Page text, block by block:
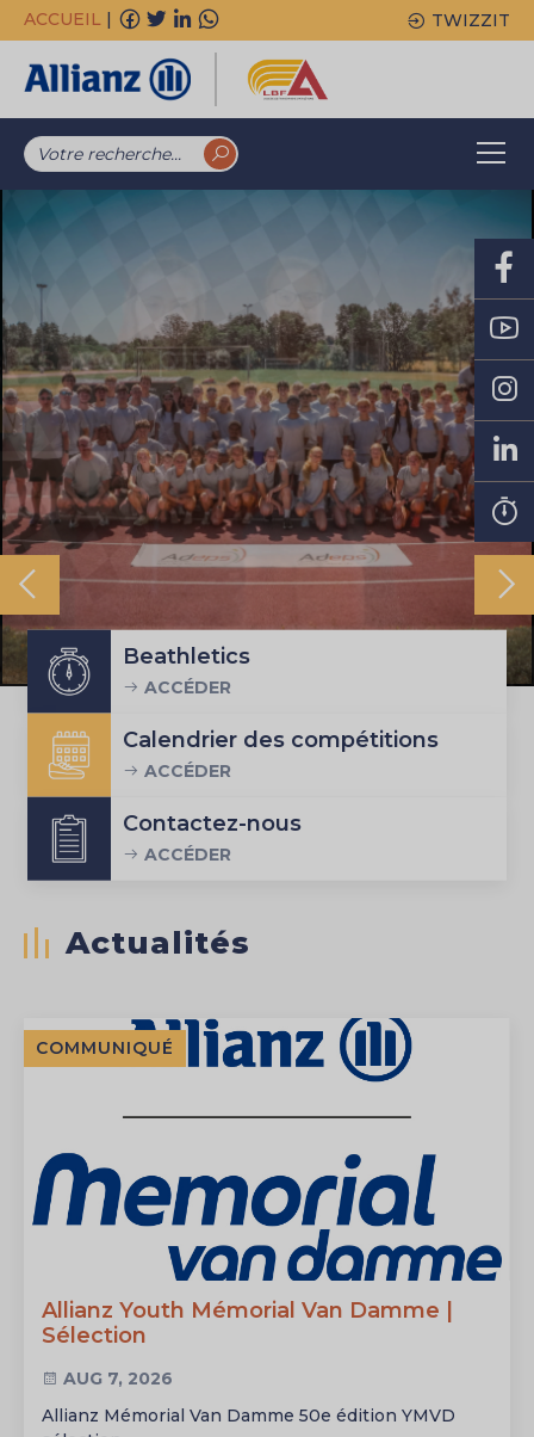
ACCUEIL | TWIZZIT
En savoir plus
En savoir plus
Beathletics
ACCÉDER
Calendrier des compétitions
ACCÉDER
Contactez-nous
ACCÉDER
Actualités
COMMUNIQUÉ
Allianz Youth Mémorial Van Damme |
Sélection
AUG 7, 2026
Allianz Mémorial Van Damme 50e édition YMVD